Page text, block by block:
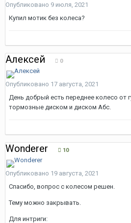
Опубликовано 9 июля, 2021
Купил мотик без колеса?
Алексeй 0
Опубликовано 17 августа, 2021
День добрый есть переднее колесо от
тормозные диском и диском Абс.
Wonderer 10
Опубликовано 19 августа, 2021
Спасибо, вопрос с колесом решен.
Тему можно закрывать.
Для интриги: